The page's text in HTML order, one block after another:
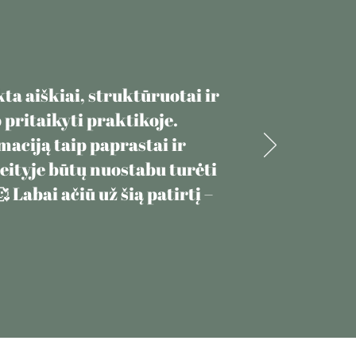
aiškiai, struktūruotai ir
pritaikyti praktikoje.
taip paprastai ir
būtų nuostabu turėti
Labai ačiū už šią patirtį –